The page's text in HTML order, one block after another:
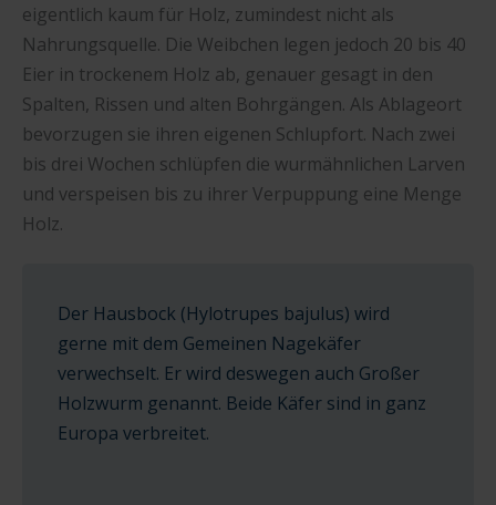
eigentlich kaum für Holz, zumindest nicht als
Nahrungsquelle. Die Weibchen legen jedoch 20 bis 40
Eier in trockenem Holz ab, genauer gesagt in den
Spalten, Rissen und alten Bohrgängen. Als Ablageort
bevorzugen sie ihren eigenen Schlupfort. Nach zwei
bis drei Wochen schlüpfen die wurmähnlichen Larven
und verspeisen bis zu ihrer Verpuppung eine Menge
Holz.
Der Hausbock (Hylotrupes bajulus) wird
gerne mit dem Gemeinen Nagekäfer
verwechselt. Er wird deswegen auch Großer
Holzwurm genannt. Beide Käfer sind in ganz
Europa verbreitet.